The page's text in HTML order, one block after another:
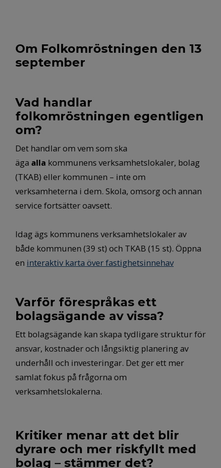
Om Folkomröstningen den 13
september
Vad handlar
folkomröstningen egentligen
om?
Det handlar om vem som ska
äga alla kommunens verksamhetslokaler, bolag
(TKAB) eller kommunen – inte om
verksamheterna i dem. Skola, omsorg och annan
service fortsätter oavsett.
Idag ägs kommunens verksamhetslokaler av
både kommunen (39 st) och TKAB (15 st). Öppna
en interaktiv karta över fastighetsinnehav
Varför förespråkas ett
bolagsägande av vissa?
Ett bolagsägande kan skapa tydligare struktur för
ansvar, kostnader och långsiktig planering av
underhåll och investeringar. Det ger ett mer
samlat fokus på frågorna om
verksamhetslokalerna.
Kritiker menar att det blir
dyrare och mer riskfyllt med
bolag – stämmer det?